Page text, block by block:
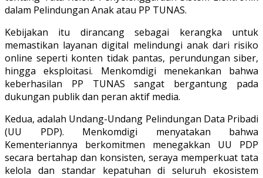
dalam Pelindungan Anak atau PP TUNAS.
Kebijakan itu dirancang sebagai kerangka untuk
memastikan layanan digital melindungi anak dari risiko
online seperti konten tidak pantas, perundungan siber,
hingga eksploitasi. Menkomdigi menekankan bahwa
keberhasilan PP TUNAS sangat bergantung pada
dukungan publik dan peran aktif media.
Kedua, adalah Undang-Undang Pelindungan Data Pribadi
(UU PDP). Menkomdigi menyatakan bahwa
Kementeriannya berkomitmen menegakkan UU PDP
secara bertahap dan konsisten, seraya memperkuat tata
kelola dan standar kepatuhan di seluruh ekosistem